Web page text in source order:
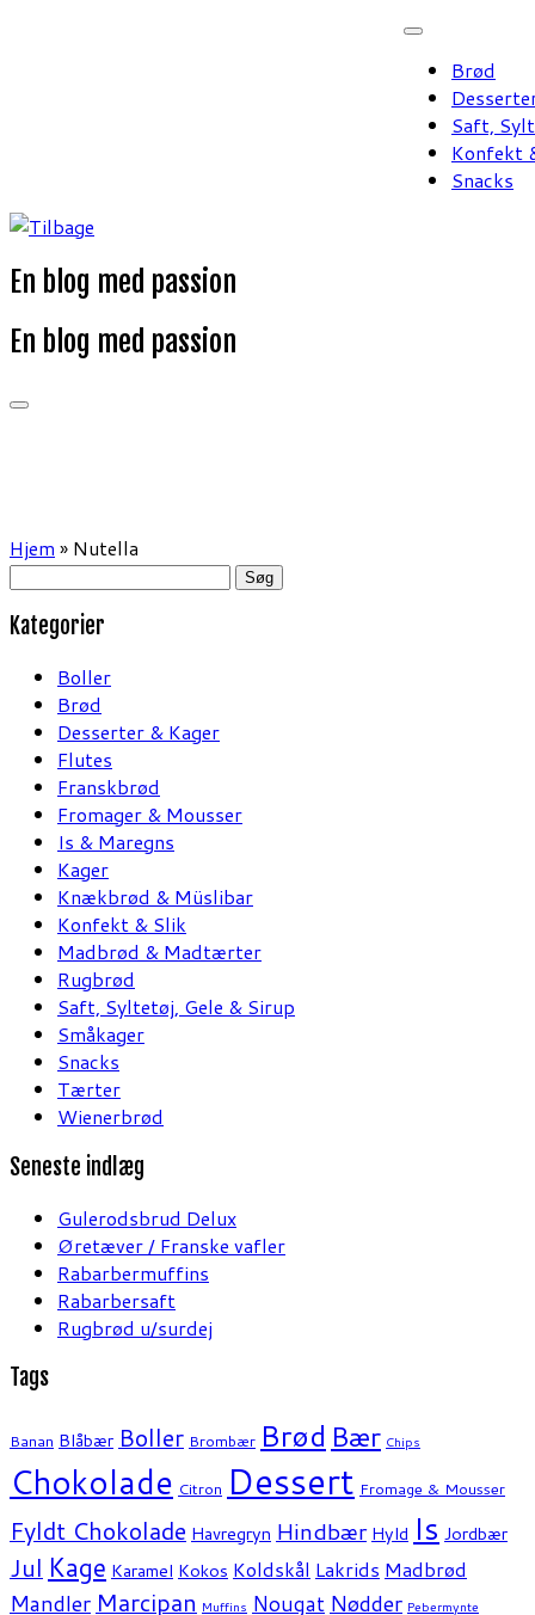
Brød
Saft,
Konfekt
Snacks
En blog med passion
En blog med passion
Hjem » Nutella
Søg
Kategorier
Boller
Brød
Desserter & Kager
Flutes
Franskbrød
Fromager & Mousser
Is & Maregns
Kager
Knækbrød & Müslibar
Konfekt & Slik
Madbrød & Madtærter
Rugbrød
Saft, Syltetøj, Gele & Sirup
Småkager
Snacks
Tærter
Wienerbrød
Seneste indlæg
Gulerodsbrud Delux
Øretæver / Franske vafler
Rabarbermuffins
Rabarbersaft
Rugbrød u/surdej
Tags
Banan Blåbær Boller Brombær Brød Bær Chips
Chokolade Citron Dessert Fromage & Mousser
Fyldt Chokolade Havregryn Hindbær Hyld Is Jordbær
Jul Kage Karamel Kokos Koldskål Lakrids Madbrød
Mandler Marcipan Muffins Nougat Nødder Pebermynte